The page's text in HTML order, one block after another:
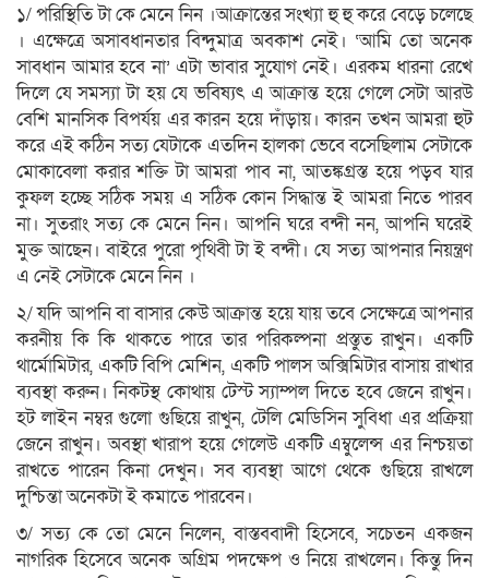
১/ পরিস্থিতি টা কে মেনে নিন ।আক্রান্তের সংখ্যা হু হু করে বেড়ে চলেছে
। এক্ষেত্রে অসাবধানতার বিন্দুমাত্র অবকাশ নেই। ‘আমি তো অনেক
সাবধান আমার হবে না’ এটা ভাবার সুযোগ নেই। এরকম ধারনা রেখে
দিলে যে সমস্যা টা হয় যে ভবিষ্যৎ এ আক্রান্ত হয়ে গেলে সেটা আরউ
বেশি মানসিক বিপর্যয় এর কারন হয়ে দাঁড়ায়। কারন তখন আমরা হুট
করে এই কঠিন সত্য যেটাকে এতদিন হালকা ভেবে বসেছিলাম সেটাকে
মোকাবেলা করার শক্তি টা আমরা পাব না, আতঙ্কগ্রস্ত হয়ে পড়ব যার
কুফল হচ্ছে সঠিক সময় এ সঠিক কোন সিদ্ধান্ত ই আমরা নিতে পারব
না। সুতরাং সত্য কে মেনে নিন। আপনি ঘরে বন্দী নন, আপনি ঘরেই
মুক্ত আছেন। বাইরে পুরো পৃথিবী টা ই বন্দী। যে সত্য আপনার নিয়ন্ত্রণ
এ নেই সেটাকে মেনে নিন ।
২/ যদি আপনি বা বাসার কেউ আক্রান্ত হয়ে যায় তবে সেক্ষেত্রে আপনার
করনীয় কি কি থাকতে পারে তার পরিকল্পনা প্রস্তুত রাখুন। একটি
থার্মোমিটার, একটি বিপি মেশিন, একটি পালস অক্সিমিটার বাসায় রাখার
ব্যবস্থা করুন। নিকটস্থ কোথায় টেস্ট স্যাম্পল দিতে হবে জেনে রাখুন।
হট লাইন নম্বর গুলো গুছিয়ে রাখুন, টেলি মেডিসিন সুবিধা এর প্রক্রিয়া
জেনে রাখুন। অবস্থা খারাপ হয়ে গেলেউ একটি এম্বুলেন্স এর নিশ্চয়তা
রাখতে পারেন কিনা দেখুন। সব ব্যবস্থা আগে থেকে গুছিয়ে রাখলে
দুশ্চিন্তা অনেকটা ই কমাতে পারবেন।
৩/ সত্য কে তো মেনে নিলেন, বাস্তববাদী হিসেবে, সচেতন একজন
নাগরিক হিসেবে অনেক অগ্রিম পদক্ষেপ ও নিয়ে রাখলেন। কিন্তু দিন